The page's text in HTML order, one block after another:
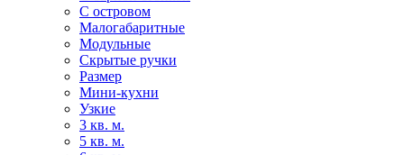
С островом
Малогабаритные
Модульные
Скрытые ручки
Размер
Мини-кухни
Узкие
3 кв. м.
5 кв. м.